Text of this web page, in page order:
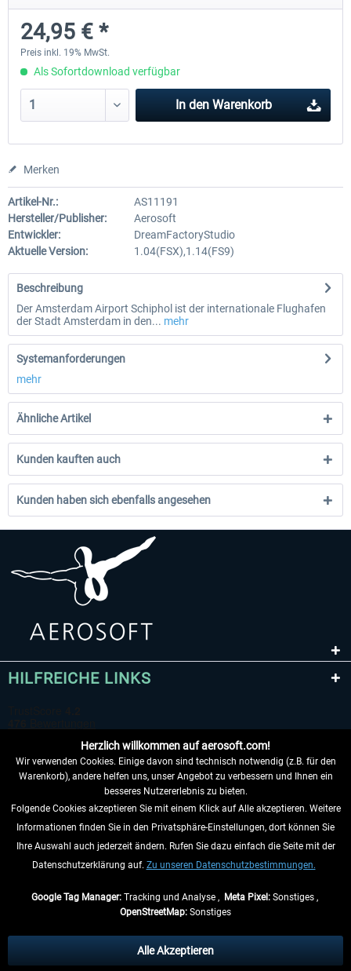
29,95 € *
24,95 € *
Preis inkl. 19% MwSt.
Als Sofortdownload verfügbar
In den Warenkorb
Merken
Artikel-Nr.:
AS11191
Hersteller/Publisher:
Aerosoft
Entwickler:
DreamFactoryStudio
Aktuelle Version:
1.04(FSX),1.14(FS9)
Beschreibung
Der Amsterdam Airport Schiphol ist der internationale Flughafen
der Stadt Amsterdam in den... mehr
Systemanforderungen
mehr
Ähnliche Artikel
Kunden kauften auch
Kunden haben sich ebenfalls angesehen
HILFREICHE LINKS
VERTRAG WIDERRUFEN
INFORMATIONEN
anders beschrieben.
** Gilt für Lieferungen innerhalb Deutschlands, Lieferzeiten für andere Länder
Herzlich willkommen auf aerosoft.com!
Wir verwenden Cookies. Einige davon sind technisch notwendig (z.B. für den
Warenkorb), andere helfen uns, unser Angebot zu verbessern und Ihnen ein
besseres Nutzererlebnis zu bieten.
Folgende Cookies akzeptieren Sie mit einem Klick auf Alle akzeptieren. Weitere
Informationen finden Sie in den Privatsphäre-Einstellungen, dort können Sie
Ihre Auswahl auch jederzeit ändern. Rufen Sie dazu einfach die Seite mit der
Datenschutzerklärung auf. Zu unseren Datenschutzbestimmungen.
Google Tag Manager:Tracking und Analyse , Meta Pixel:Sonstiges ,
OpenStreetMap: Sonstiges
Alle Akzeptieren